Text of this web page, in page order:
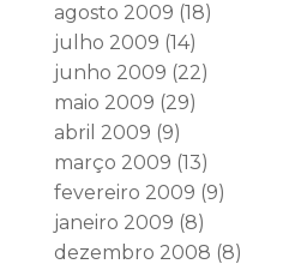
agosto 2009 (18)
julho 2009 (14)
junho 2009 (22)
maio 2009 (29)
abril 2009 (9)
março 2009 (13)
fevereiro 2009 (9)
janeiro 2009 (8)
dezembro 2008 (8)